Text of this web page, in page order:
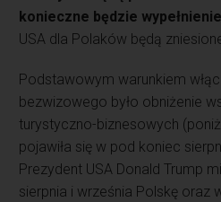
konieczne będzie
USA dla Polaków będą
Podstawowym warunkiem
bezwizowego było obniżenie
turystyczno-biznesowych
pojawiła się w pod koniec
Prezydent USA Donald Trump
sierpnia i września Polskę oraz